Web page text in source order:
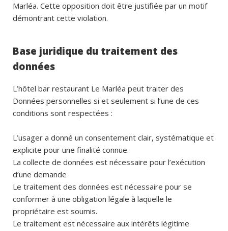
Marléa. Cette opposition doit être justifiée par un motif
démontrant cette violation.
Base juridique du traitement des
données
L’hôtel bar restaurant Le Marléa peut traiter des
Données personnelles si et seulement si l’une de ces
conditions sont respectées :
L’usager a donné un consentement clair, systématique et
explicite pour une finalité connue.
La collecte de données est nécessaire pour l’exécution
d’une demande
Le traitement des données est nécessaire pour se
conformer à une obligation légale à laquelle le
propriétaire est soumis.
Le traitement est nécessaire aux intérêts légitime